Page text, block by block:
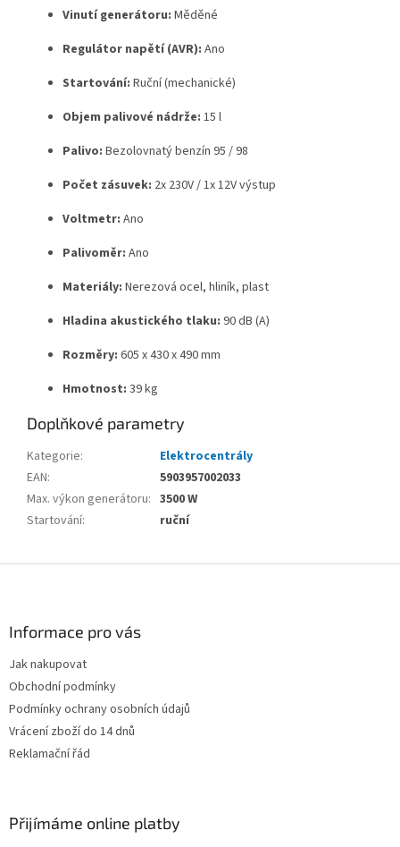
Vinutí generátoru: Měděné
Regulátor napětí (AVR): Ano
Startování: Ruční (mechanické)
Objem palivové nádrže: 15 l
Palivo: Bezolovnatý benzín 95 / 98
Počet zásuvek: 2x 230V / 1x 12V výstup
Voltmetr: Ano
Palivoměr: Ano
Materiály: Nerezová ocel, hliník, plast
Hladina akustického tlaku: 90 dB (A)
Rozměry: 605 x 430 x 490 mm
Hmotnost: 39 kg
Doplňkové parametry
Kategorie:
Elektrocentrály
EAN:
5903957002033
Max. výkon generátoru: 3500 W
Startování: ruční
Informace pro vás
Jak nakupovat
Obchodní podmínky
Podmínky ochrany osobních údajů
Vrácení zboží do 14 dnů
Reklamační řád
Přijímáme online platby